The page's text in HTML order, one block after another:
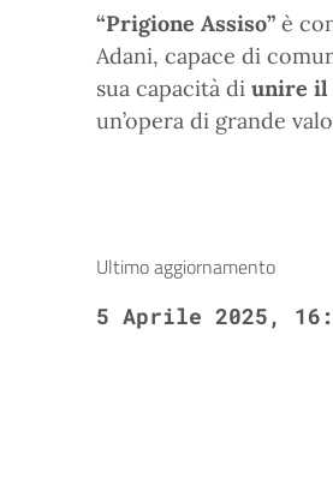
“Prigione Assiso” è
Adani, capace di
sua capacità di unire il
un’opera di grande
Ultimo aggiornamento
5 Aprile 2025,